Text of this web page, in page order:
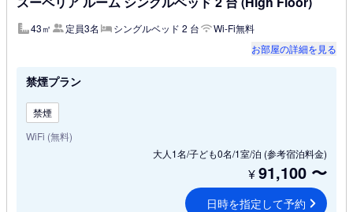
43㎡ 定員3名 シングルベッド 2 台
Wi-Fi無料
お部屋の詳細を見る
禁煙プラン
禁煙
WiFi (無料)
大人1名/子ども0名/1室/泊 (参考宿泊料金)
¥91,100 〜
日時を指定して予約